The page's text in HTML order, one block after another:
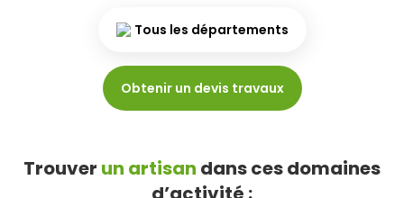
Tous les départements
Obtenir un devis travaux
Trouver un artisan dans ces domaines